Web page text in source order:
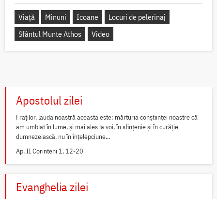
Viață Minuni Icoane
Locuri de pelerinaj
Sfântul Munte Athos
Video
Apostolul zilei
Fraților, lauda noastră aceasta este: mărturia conștiinței noastre că
am umblat în lume, și mai ales la voi, în sfințenie și în curăție
dumnezeiască, nu în înțelepciune...
Ap. II Corinteni 1, 12-20
Evanghelia zilei